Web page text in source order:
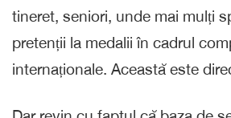
tineret, seniori, unde mai mulți
pretenții la medalii în cadrul
internaționale. Această este